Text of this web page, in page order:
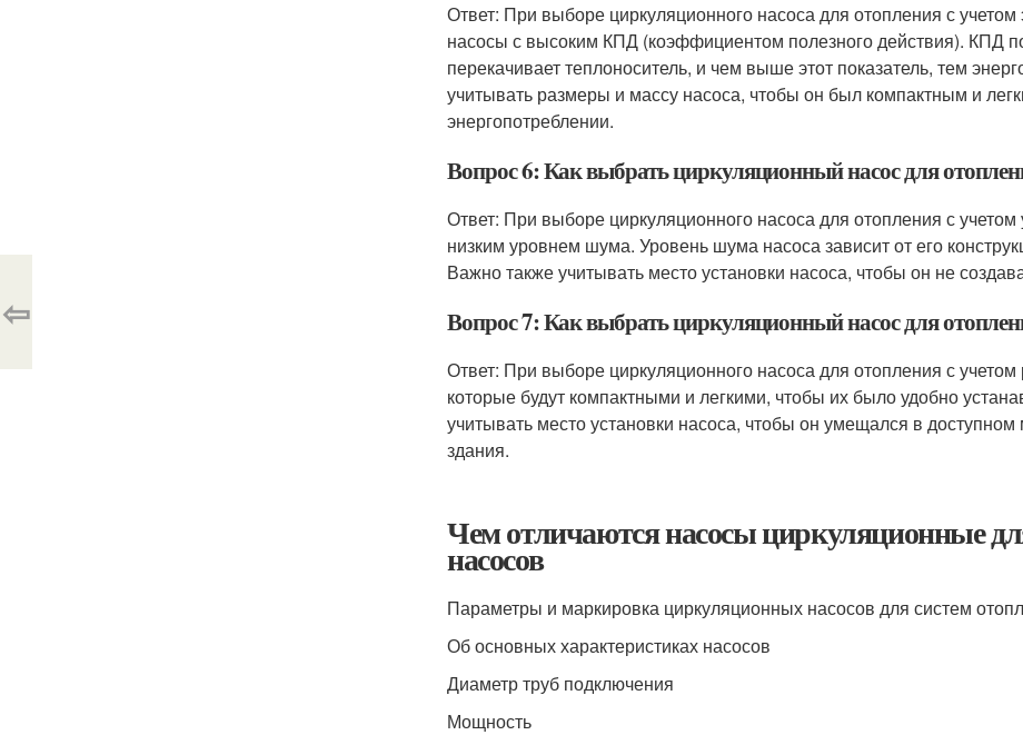
Ответ: При выборе циркуляционного насоса для отопления с
насосы с высоким КПД (коэффициентом полезного действия). КПД
перекачивает теплоноситель, и чем выше этот показатель, тем
учитывать размеры и массу насоса, чтобы он был компактным и
энергопотреблении.
Вопрос 6: Как выбрать циркуляционный насос для
Ответ: При выборе циркуляционного насоса для отопления с
низким уровнем шума. Уровень шума насоса зависит от его
Важно также учитывать место установки насоса, чтобы он не
Вопрос 7: Как выбрать циркуляционный насос для
Ответ: При выборе циркуляционного насоса для отопления с
которые будут компактными и легкими, чтобы их было удобно
учитывать место установки насоса, чтобы он умещался в
здания.
Чем отличаются насосы циркуляционные
насосов
Параметры и маркировка циркуляционных насосов для систем
Об основных характеристиках насосов
Диаметр труб подключения
Мощность
⇦